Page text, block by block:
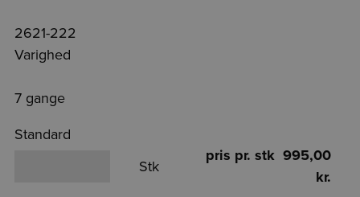
2621-222
Varighed
7 gange
Standard
Stk
pris pr. stk 995,00
kr.